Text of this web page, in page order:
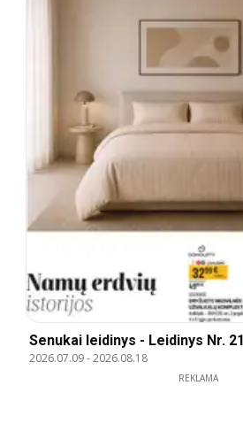
Senukai leidinys - Leidinys Nr. 21
2026.07.09-2026.08.18
REKLAMA